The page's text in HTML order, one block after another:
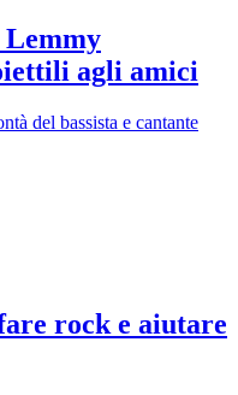
Lemmy
agli amici
del bassista e cantante
rock e aiutare